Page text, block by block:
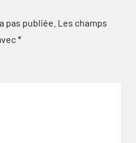
pas publiée. Les champs
*